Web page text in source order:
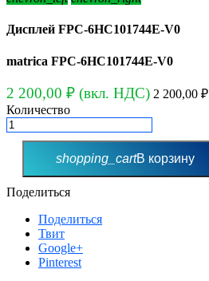
Дисплей FPC-6HC101744E-V0
matrica FPC-6HC101744E-V0
2 200,00 ₽ (вкл. НДС) 2 200,00 ₽
Количество
shopping_cartВ корзину
Поделиться
Поделиться
Твит
Google+
Pinterest